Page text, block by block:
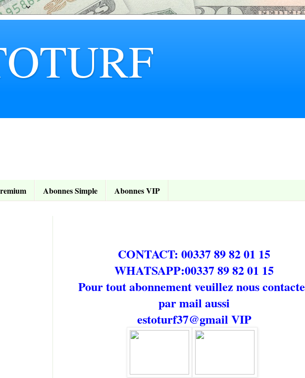
Abonnes Simple Abonnes VIP
CONTACT: 00337 89 82 01 15
WHATSAPP:00337 89 82 01 15
Pour tout abonnement veuillez nous
par mail aussi
estoturf37@gmail VIP